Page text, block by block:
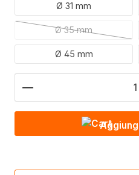
Ø 31 mm
Ø 35 mm
(Questa opzione
Ø 45 mm
Quantità del prodotto: